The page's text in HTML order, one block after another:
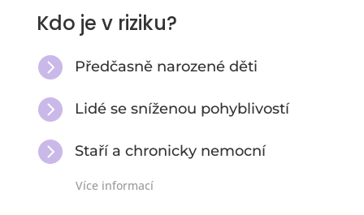
Kdo je v riziku?
 Předčasně narozené děti
 Lidé se sníženou pohyblivostí
 Staří a chronicky nemocní
Více informací